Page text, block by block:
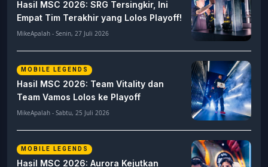
Hasil MSC 2026: SRG Tersingkir, Ini
Empat Tim Terakhir yang Lolos Playoff!
MikeApalah - Senin, 27 Juli 2026
MOBILE LEGENDS
Hasil MSC 2026: Team Vitality dan
Team Vamos Lolos ke Playoff
MikeApalah - Sabtu, 25 Juli 2026
MOBILE LEGENDS
Hasil MSC 2026: Aurora Kejutkan